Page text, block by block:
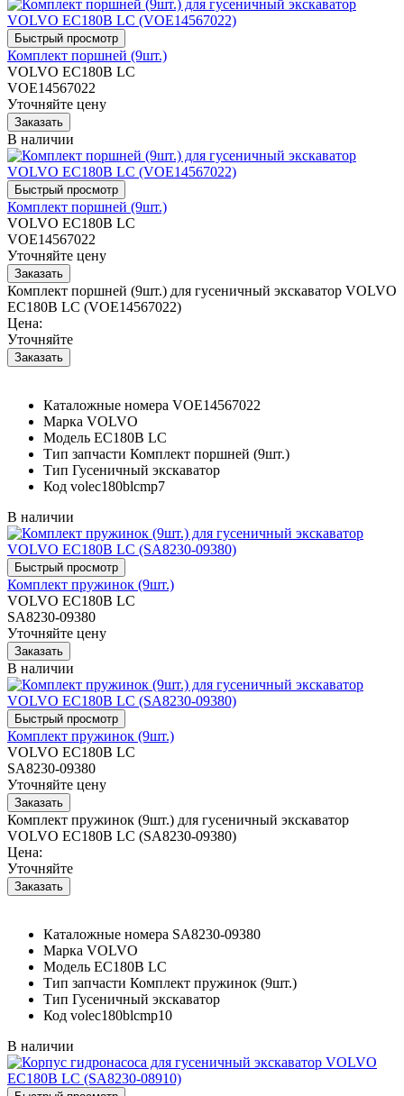
Комплект поршней (9шт.)
VOLVO EC180B LC
VOE14567022
Уточняйте цену
В наличии
Комплект поршней (9шт.)
VOLVO EC180B LC
VOE14567022
Уточняйте цену
Комплект поршней (9шт.) для гусеничный экскаватор VOLVO
EC180B LC (VOE14567022)
Цена:
Уточняйте
Каталожные номера VOE14567022
Марка VOLVO
Модель EC180B LC
Тип запчасти Комплект поршней (9шт.)
Тип Гусеничный экскаватор
Код volec180blcmp7
В наличии
Комплект пружинок (9шт.)
VOLVO EC180B LC
SA8230-09380
Уточняйте цену
В наличии
Комплект пружинок (9шт.)
VOLVO EC180B LC
SA8230-09380
Уточняйте цену
Комплект пружинок (9шт.) для гусеничный экскаватор
VOLVO EC180B LC (SA8230-09380)
Цена:
Уточняйте
Каталожные номера SA8230-09380
Марка VOLVO
Модель EC180B LC
Тип запчасти Комплект пружинок (9шт.)
Тип Гусеничный экскаватор
Код volec180blcmp10
В наличии